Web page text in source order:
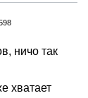
ничо так
хватает